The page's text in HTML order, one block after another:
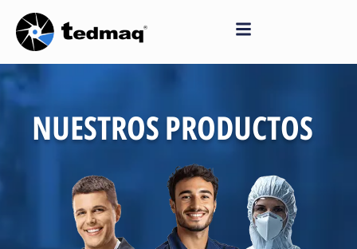
Saltar
al
contenido
NUESTROS PRODUCTOS